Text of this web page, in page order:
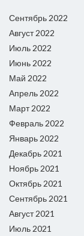
Сентябрь 2022
Август 2022
Июль 2022
Июнь 2022
Май 2022
Апрель 2022
Март 2022
Февраль 2022
Январь 2022
Декабрь 2021
Ноябрь 2021
Октябрь 2021
Сентябрь 2021
Август 2021
Июль 2021